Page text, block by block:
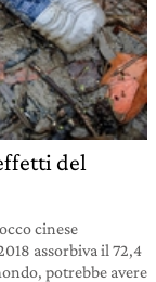
del
cinese
assorbiva il 72,4
potrebbe avere